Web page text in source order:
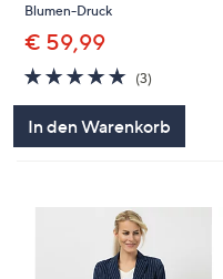
Blumen-Druck
€ 59,99
5.0
von
5
(3)
In den Warenkorb